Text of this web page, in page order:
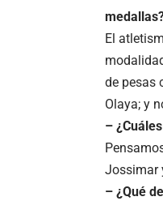
El
de pesas
Olaya; y
–
Jossimar
– ¿Qué